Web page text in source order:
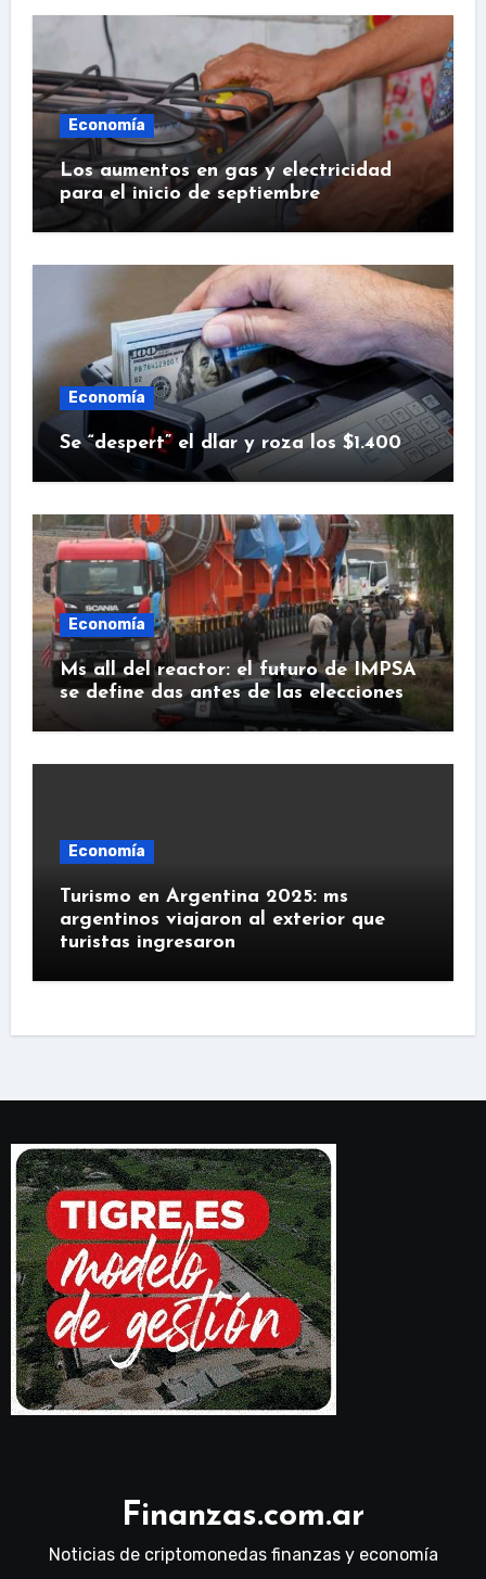
Economía
Los aumentos en gas y electricidad
para el inicio de septiembre
Economía
Se “despert” el dlar y roza los $1.400
Economía
Ms all del reactor: el futuro de IMPSA
se define das antes de las elecciones
Economía
Turismo en Argentina 2025: ms
argentinos viajaron al exterior que
turistas ingresaron
Finanzas.com.ar
Noticias de criptomonedas finanzas y economía